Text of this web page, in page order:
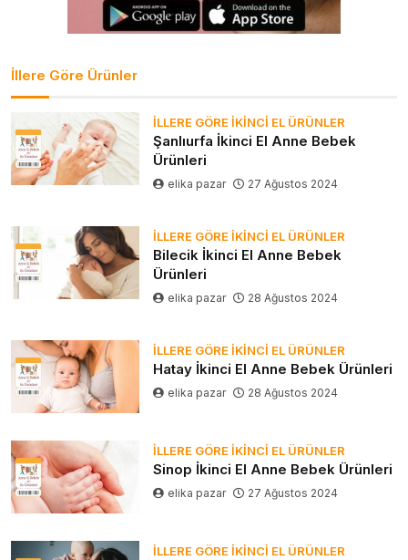
İllere Göre Ürünler
İLLERE GÖRE İKINCI EL ÜRÜNLER
Şanlıurfa İkinci El Anne Bebek
Ürünleri
elika pazar 27 Ağustos 2024
İLLERE GÖRE İKINCI EL ÜRÜNLER
Bilecik İkinci El Anne Bebek
Ürünleri
elika pazar 28 Ağustos 2024
İLLERE GÖRE İKINCI EL ÜRÜNLER
Hatay İkinci El Anne Bebek Ürünleri
elika pazar 28 Ağustos 2024
İLLERE GÖRE İKINCI EL ÜRÜNLER
Sinop İkinci El Anne Bebek Ürünleri
elika pazar 27 Ağustos 2024
İLLERE GÖRE İKINCI EL ÜRÜNLER